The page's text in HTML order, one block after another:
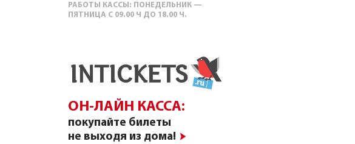
РАБОТЫ КАССЫ: ПОНЕДЕЛЬНИК —
ПЯТНИЦА С 09.00 Ч ДО 18.00 Ч.
ОН-ЛАЙН КАССА:
покупайте билеты
не выходя из дома!